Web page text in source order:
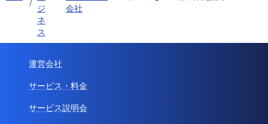
/
ジ
ネ
ス
会社
運営会社
サービス・料金
サービス説明会